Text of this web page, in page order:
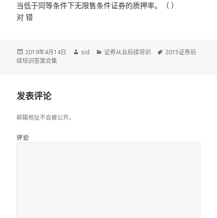
当低于同等条件下无限售条件证券的质押率。（ ）
对 错
发
布
2019年4月14日
作
sid
分
证券从业后续培训
标
2015证券后
续培训答案合集
发表评论
邮箱地址不会被公开。
评论